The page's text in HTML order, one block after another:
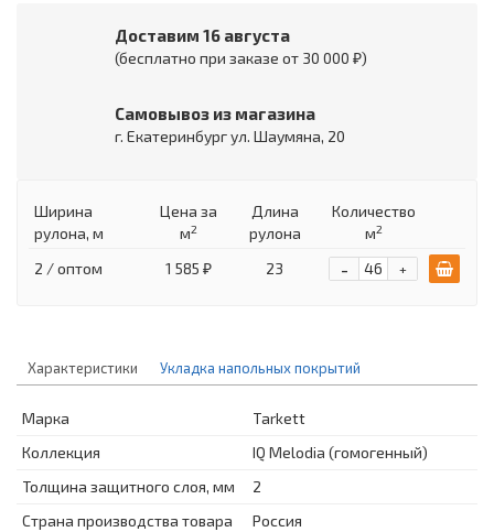
Доставим 16 августа
(бесплатно при заказе от 30 000 ₽)
Самовывоз из магазина
г. Екатеринбург ул. Шаумяна, 20
Ширина
рулона, м
Цена за
м2
Длина
рулона
Количество
м2
2 / оптом 1 585 ₽ 23 +
-
Характеристики Укладка напольных покрытий
Марка
Tarkett
Коллекция
IQ Melodia (гомогенный)
Толщина защитного слоя, мм
2
Страна производства товара
Россия